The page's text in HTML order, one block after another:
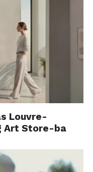
Louvre-
Art Store-ba